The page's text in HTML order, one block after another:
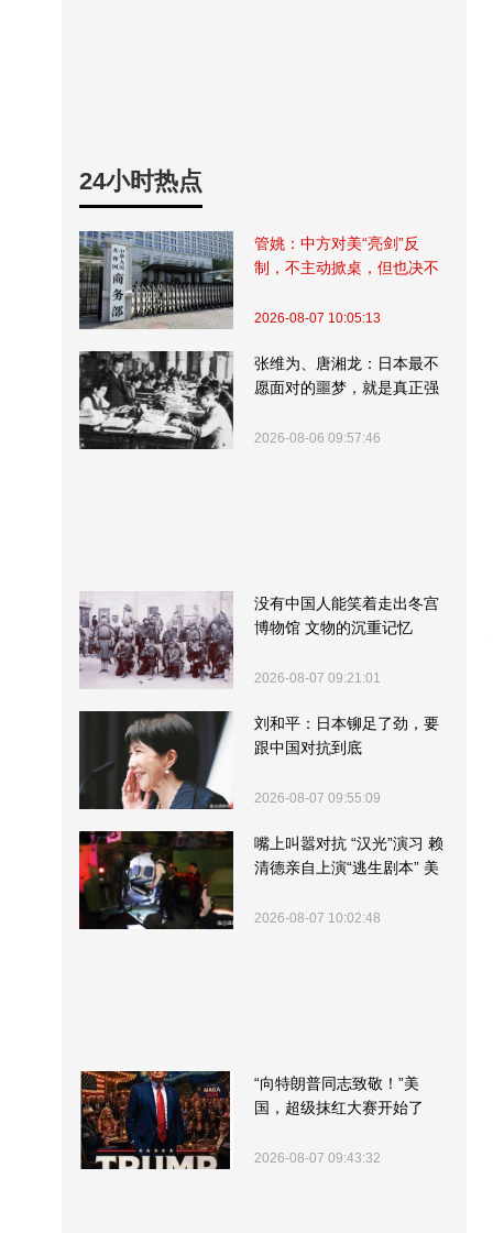
24小时热点
管姚：中方对美“亮剑”反
制，不主动掀桌，但也决不
2026-08-07 10:05:13
张维为、唐湘龙：日本最不
愿面对的噩梦，就是真正强
2026-08-06 09:57:46
没有中国人能笑着走出冬宫
博物馆 文物的沉重记忆
2026-08-07 09:21:01
刘和平：日本铆足了劲，要
跟中国对抗到底
2026-08-07 09:55:09
嘴上叫嚣对抗 “汉光”演习 赖
清德亲自上演“逃生剧本” 美
2026-08-07 10:02:48
“向特朗普同志致敬！”美
国，超级抹红大赛开始了
2026-08-07 09:43:32